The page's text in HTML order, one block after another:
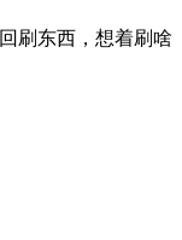
刷东西，想着刷啥